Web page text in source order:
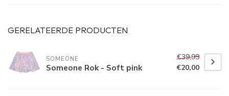
GERELATEERDE PRODUCTEN
SOMEONE
Someone Rok - Soft pink
€39,99
€20,00